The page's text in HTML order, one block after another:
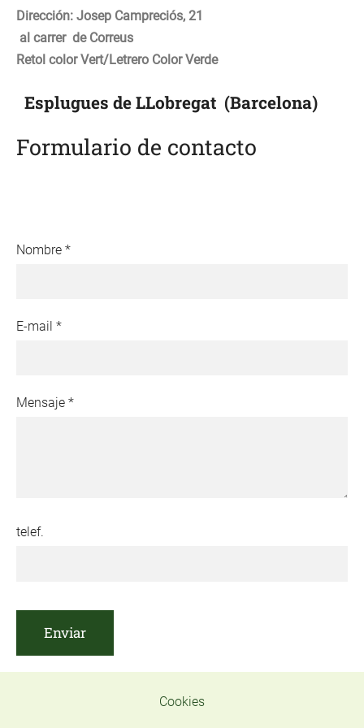
Dirección: Josep Campreciós, 21
al carrer de Correus
Retol color Vert/Letrero Color Verde
Esplugues de LLobregat (Barcelona)
Formulario de contacto
Nombre *
E-mail *
Mensaje *
telef.
Cookies